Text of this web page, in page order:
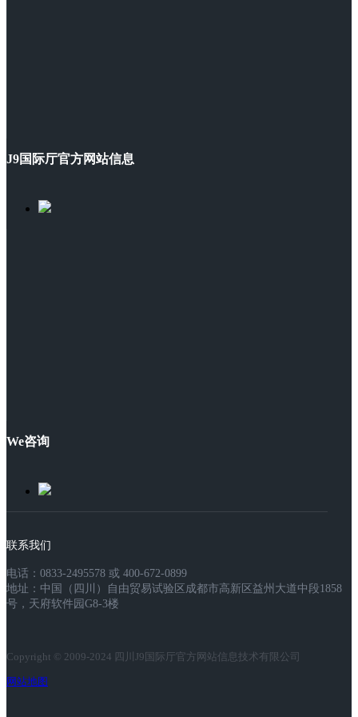
J9国际厅官方网站信息
We咨询
联系我们
电话：0833-2495578 或 400-672-0899
地址：中国（四川）自由贸易试验区成都市高新区益州大道中段1858
号，天府软件园G8-3楼
Copyright © 2009-2024 四川J9国际厅官方网站信息技术有限公司
网站地图